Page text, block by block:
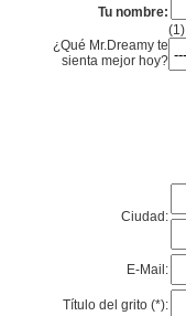
Tu nombre:
(1)
¿Qué Mr.Dreamy te
sienta mejor hoy?
Ciudad:
E-Mail:
Título del grito (*):